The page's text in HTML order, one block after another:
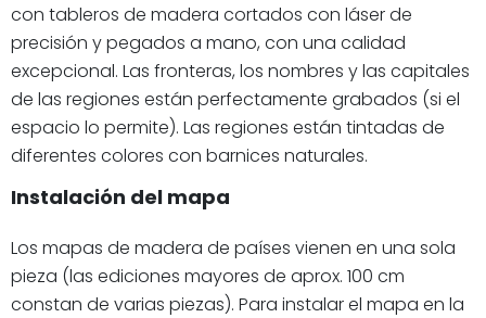
con tableros de madera cortados con láser de
precisión y pegados a mano, con una calidad
excepcional. Las fronteras, los nombres y las capitales
de las regiones están perfectamente grabados (si el
espacio lo permite). Las regiones están tintadas de
diferentes colores con barnices naturales.
Instalación del mapa
Los mapas de madera de países vienen en una sola
pieza (las ediciones mayores de aprox. 100 cm
constan de varias piezas). Para instalar el mapa en la